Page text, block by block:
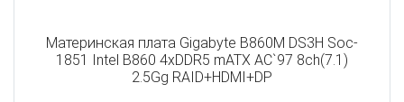
Материнская плата Gigabyte B860M DS3H Soc-
1851 Intel B860 4xDDR5 mATX AC`97 8ch(7.1)
2.5Gg RAID+HDMI+DP